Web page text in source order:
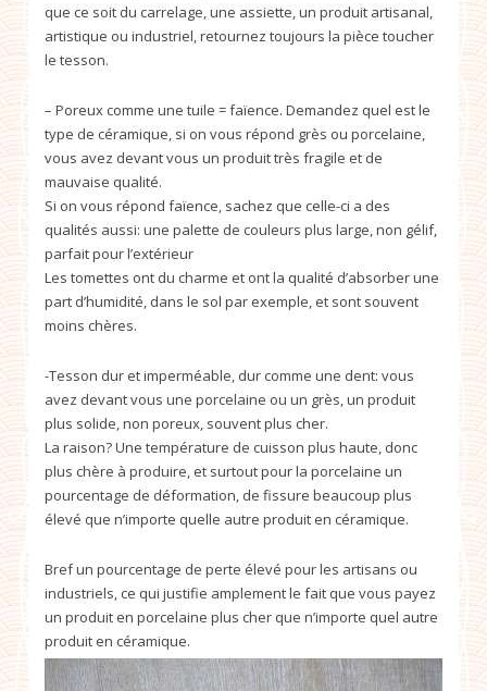
que ce soit du carrelage, une assiette, un produit artisanal,
artistique ou industriel, retournez toujours la pièce toucher
le tesson.
– Poreux comme une tuile = faïence. Demandez quel est le
type de céramique, si on vous répond grès ou porcelaine,
vous avez devant vous un produit très fragile et de
mauvaise qualité.
Si on vous répond faïence, sachez que celle-ci a des
qualités aussi: une palette de couleurs plus large, non gélif,
parfait pour l’extérieur
Les tomettes ont du charme et ont la qualité d’absorber une
part d’humidité, dans le sol par exemple, et sont souvent
moins chères.
-Tesson dur et imperméable, dur comme une dent: vous
avez devant vous une porcelaine ou un grès, un produit
plus solide, non poreux, souvent plus cher.
La raison? Une température de cuisson plus haute, donc
plus chère à produire, et surtout pour la porcelaine un
pourcentage de déformation, de fissure beaucoup plus
élevé que n’importe quelle autre produit en céramique.
Bref un pourcentage de perte élevé pour les artisans ou
industriels, ce qui justifie amplement le fait que vous payez
un produit en porcelaine plus cher que n’importe quel autre
produit en céramique.